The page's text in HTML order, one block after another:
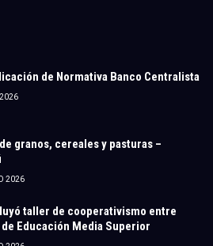
de Normativa Banco Centralista
granos, cereales y pasturas –
2026
taller de cooperativismo entre
Educación Media Superior